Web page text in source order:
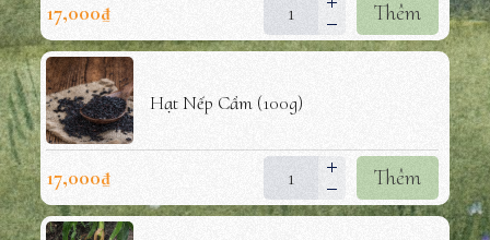
17,000₫ Thêm
Hạt Nếp Cẩm (100g)
17,000₫ Thêm